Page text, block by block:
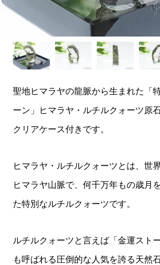
聖地ヒマラヤの龍脈から生まれた「
ーン」ヒマラヤ・ルチルクォーツ原
クリアケース付きです。
ヒマラヤ・ルチルクォーツとは、世
ヒマラヤ山脈で、何千万年もの歳月
た特別なルチルクォーツです。
ルチルクォーツと言えば「金運スト
も呼ばれる圧倒的な人気を誇る天然石